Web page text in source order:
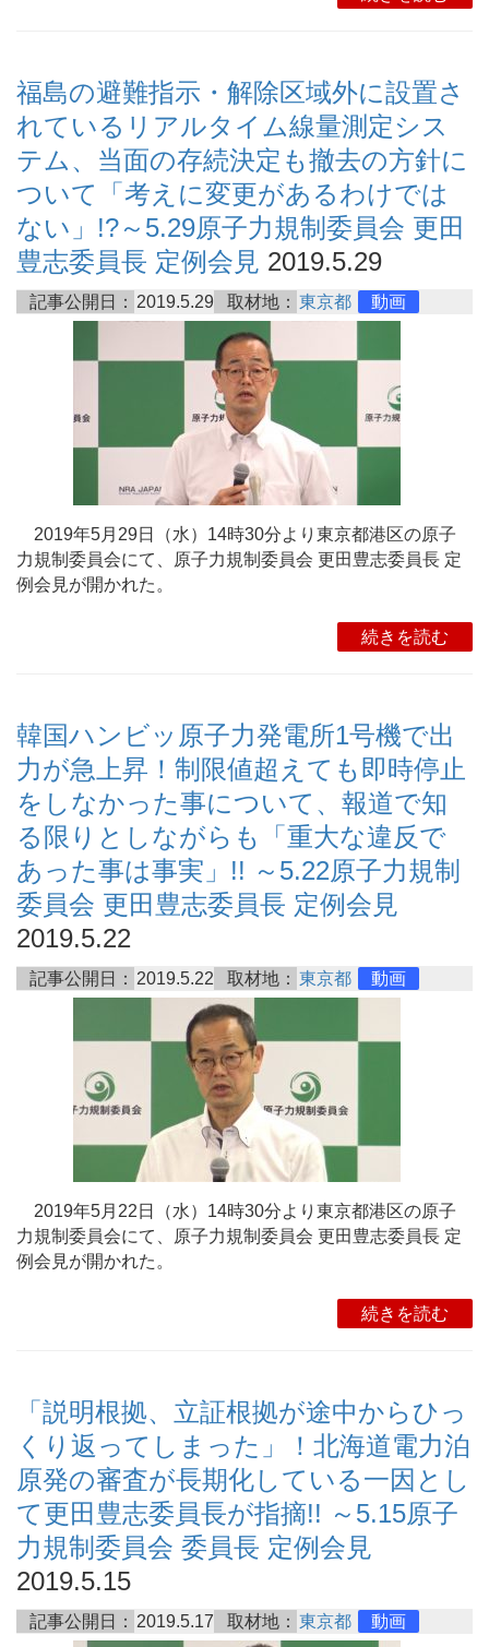
福島の避難指示・解除区域外に設置さ
れているリアルタイム線量測定シス
テム、当面の存続決定も撤去の方針に
ついて「考えに変更があるわけでは
ない」!?～5.29原子力規制委員会 更田
豊志委員長 定例会見 2019.5.29
記事公開日： 2019.5.29 取材地： 東京都 動画
2019年5月29日（水）14時30分より東京都港区の原子
力規制委員会にて、原子力規制委員会 更田豊志委員長 定
例会見が開かれた。
続きを読む
韓国ハンビッ原子力発電所1号機で出
力が急上昇！制限値超えても即時停止
をしなかった事について、報道で知
る限りとしながらも「重大な違反で
あった事は事実」!! ～5.22原子力規制
委員会 更田豊志委員長 定例会見
2019.5.22
記事公開日： 2019.5.22 取材地： 東京都 動画
2019年5月22日（水）14時30分より東京都港区の原子
力規制委員会にて、原子力規制委員会 更田豊志委員長 定
例会見が開かれた。
続きを読む
「説明根拠、立証根拠が途中からひっ
くり返ってしまった」！北海道電力泊
原発の審査が長期化している一因とし
て更田豊志委員長が指摘!! ～5.15原子
力規制委員会 委員長 定例会見
2019.5.15
記事公開日： 2019.5.17 取材地： 東京都 動画